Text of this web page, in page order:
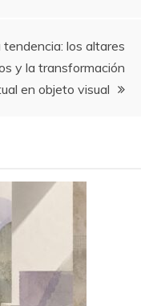
los altares
y la transformación
en objeto visual